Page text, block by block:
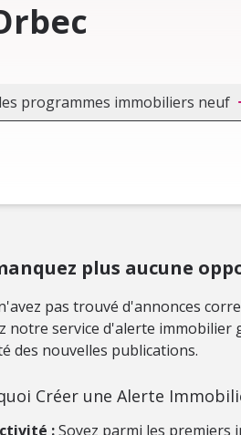
programmes immobiliers neuf
plus aucune
pas trouvé d'annonces
notre service d'alerte
des nouvelles publications.
Créer une Alerte
:Soyez parmi les premiers